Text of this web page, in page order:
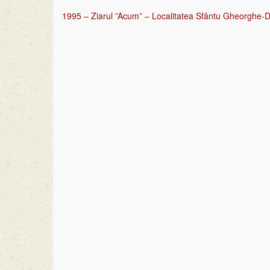
1995 – Ziarul ”Acum” – Localitatea Sfântu Gheorghe-